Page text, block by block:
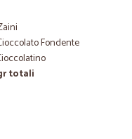
Fondente
totali